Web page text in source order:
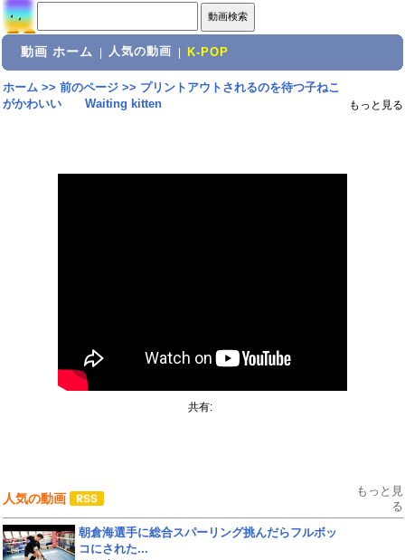
動画 ホーム 人気の動画 K-POP
ホーム>> 前のページ>> プリントアウトされるのを待つ子ねこ
がかわいい Waiting kitten
もっと見る
共有:
人気の動画
もっと見
る
朝倉海選手に総合スパーリング挑んだらフルボッ
コにされた...